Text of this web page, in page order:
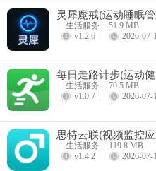
云上西山APP是西山区融媒体中
超丰富，能解决不少生活难题
你畅览天下大事，不出门便知
如在线咨询工作人员、法律顾问
贴心，涵盖教育、医疗、交通、
章等都有，范围广泛。还有超多
复已知问题并优化细节。总之，
服务资讯，让生活更轻松便捷
吧。
灵犀魔戒(运动睡眠
生活服务
51.9 MB
v1.2.6
2026-07-
每日走路计步(运动
生活服务
70.5 MB
v1.0.7
2026-07-
思特云联(视频监控
生活服务
119.8 MB
v1.4.2
2026-07-